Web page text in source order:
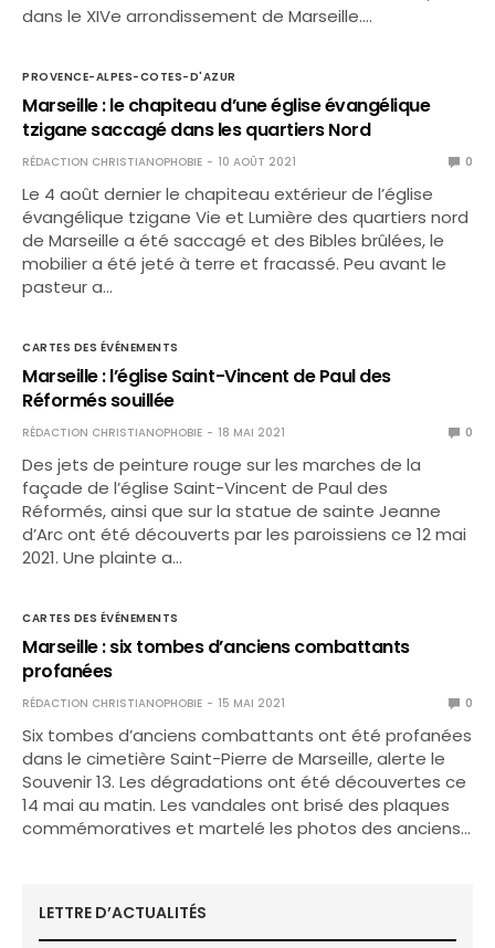
dans le XIVe arrondissement de Marseille.…
PROVENCE-ALPES-COTES-D'AZUR
Marseille : le chapiteau d’une église évangélique
tzigane saccagé dans les quartiers Nord
RÉDACTION CHRISTIANOPHOBIE 10 AOÛT 2021 0
Le 4 août dernier le chapiteau extérieur de l’église
évangélique tzigane Vie et Lumière des quartiers nord
de Marseille a été saccagé et des Bibles brûlées, le
mobilier a été jeté à terre et fracassé. Peu avant le
pasteur a…
CARTES DES ÉVÉNEMENTS
Marseille : l’église Saint-Vincent de Paul des
Réformés souillée
RÉDACTION CHRISTIANOPHOBIE 18 MAI 2021 0
Des jets de peinture rouge sur les marches de la
façade de l’église Saint-Vincent de Paul des
Réformés, ainsi que sur la statue de sainte Jeanne
d’Arc ont été découverts par les paroissiens ce 12 mai
2021. Une plainte a…
CARTES DES ÉVÉNEMENTS
Marseille : six tombes d’anciens combattants
profanées
RÉDACTION CHRISTIANOPHOBIE 15 MAI 2021 0
Six tombes d’anciens combattants ont été profanées
dans le cimetière Saint-Pierre de Marseille, alerte le
Souvenir 13. Les dégradations ont été découvertes ce
14 mai au matin. Les vandales ont brisé des plaques
commémoratives et martelé les photos des anciens…
LETTRE D’ACTUALITÉS